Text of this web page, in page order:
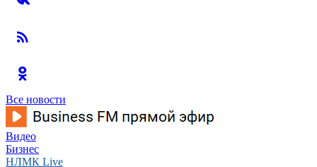
Все новости
Видео
Бизнес
НЛМК Live